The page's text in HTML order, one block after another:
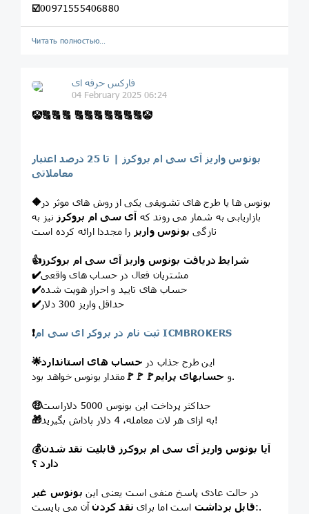
☑️00971555406880
Читать полностью…
فارکس حرفه ای
04 February 2025 06:24
🤡🔠🔠🔠 🔠🔠🔠🔠🔠🔠🔠🤡
بونوس واریز آی سی ام بروکرز | تا 25 درصد اعتبار
معاملاتی
🔶بونوس ها یا طرح های تشویقی یکی از روش های موثر در
بازاریابی به شمار می روند که آی سی ام بروکرز نیز به
تازگی بونوس واریز را مجددا ارائه کرده است
👍شرایط دریافت بونوس واریز آی سی ام بروکرز
✔️مشتریان فعال در حساب های واقعی
✔️حساب های تایید و احراز هویت شده
✔️
حداقل واریز 300 دلار
❗️ ثبت نام در بروکر ای سی ام ICMBROKERS
🌟 این طرح جذاب در حساب های استاندارد
و حسابهای پرایم🚩
🚩
🚩 مقدار بونوس خواهد بود.
🤑
حداکثر پرداخت این بونوس 5000 دلاراست
🎁
به ازای هر لات معامله، 4 دلار پاداش بگیرید!
💰آیا بونوس واریز آی سی ام بروکرز قابلیت نقد شدن
دارد ؟
در حالت عادی پاسخ منفی است یعنی این بونوس غیر
قابل برداشت است اما برای نقد کردن آن می بایست:.